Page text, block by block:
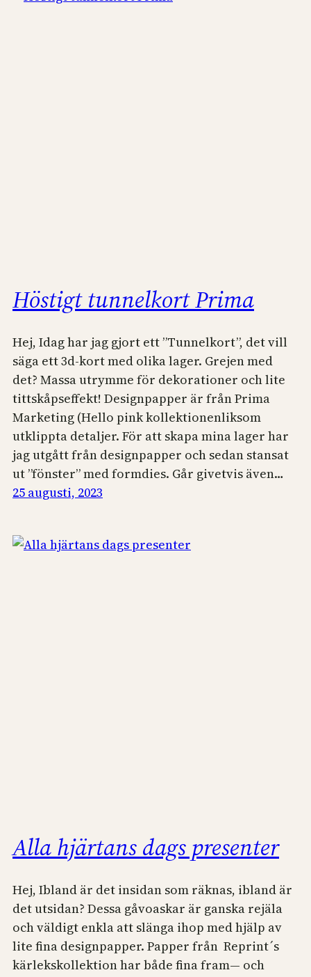
Höstigt tunnelkort Prima
Hej, Idag har jag gjort ett ”Tunnelkort”, det vill
säga ett 3d-kort med olika lager. Grejen med
det? Massa utrymme för dekorationer och lite
tittskåpseffekt! Designpapper är från Prima
Marketing (Hello pink kollektionenliksom
utklippta detaljer. För att skapa mina lager har
jag utgått från designpapper och sedan stansat
ut ”fönster” med formdies. Går givetvis även…
25 augusti, 2023
Alla hjärtans dags presenter
Hej, Ibland är det insidan som räknas, ibland är
det utsidan? Dessa gåvoaskar är ganska rejäla
och väldigt enkla att slänga ihop med hjälp av
lite fina designpapper. Papper från Reprint´s
kärlekskollektion har både fina fram— och